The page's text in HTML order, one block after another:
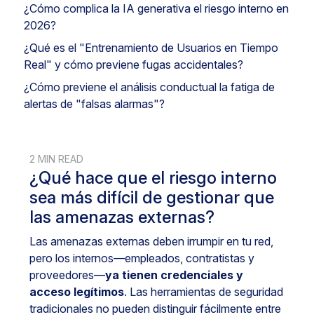
¿Cómo complica la IA generativa el riesgo interno en
2026?
¿Qué es el "Entrenamiento de Usuarios en Tiempo
Real" y cómo previene fugas accidentales?
¿Cómo previene el análisis conductual la fatiga de
alertas de "falsas alarmas"?
2 MIN READ
¿Qué hace que el riesgo interno
sea más difícil de gestionar que
las amenazas externas?
Las amenazas externas deben irrumpir en tu red,
pero los internos—empleados, contratistas y
proveedores—ya tienen credenciales y
acceso legítimos. Las herramientas de seguridad
tradicionales no pueden distinguir fácilmente entre